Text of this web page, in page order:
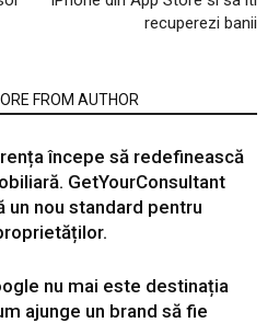
recuperezi banii
FROM AUTHOR
începe să redefinească
GetYourConsultant
un nou standard pentru
nu mai este destinația
ajunge un brand să fie